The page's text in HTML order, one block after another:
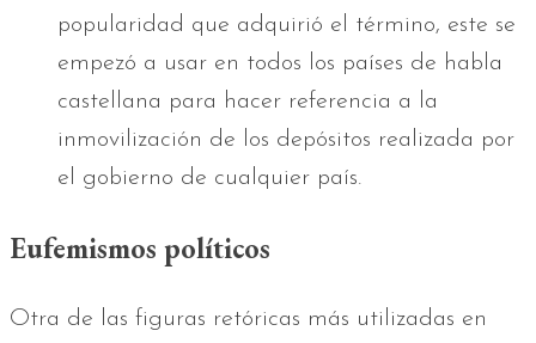
popularidad que adquirió el término, este se
empezó a usar en todos los países de habla
castellana para hacer referencia a la
inmovilización de los depósitos realizada por
el gobierno de cualquier país.
Eufemismos políticos
Otra de las figuras retóricas más utilizadas en